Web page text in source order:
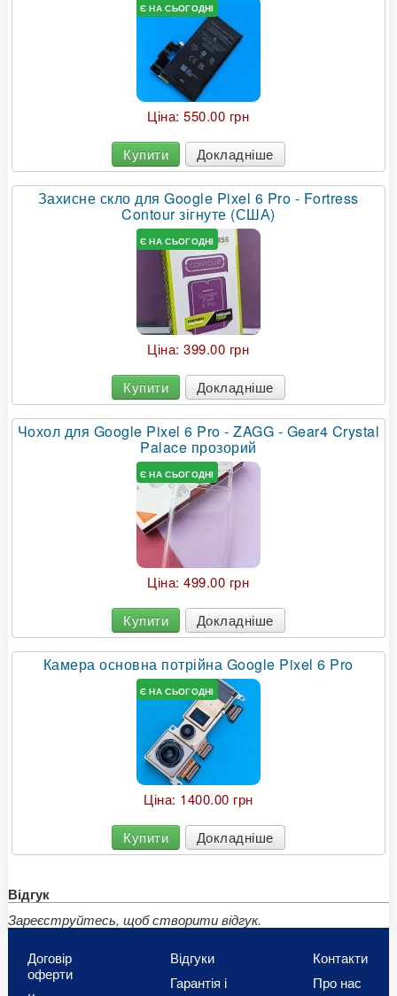
Є НА СЬОГОДНІ
Ціна:550.00 грн
Купити Докладніше
Захисне скло для Google Pixel 6 Pro - Fortress
Contour зігнуте (США)
Є НА СЬОГОДНІ
Ціна:399.00 грн
Купити Докладніше
Чохол для Google Pixel 6 Pro - ZAGG - Gear4 Crystal
Palace прозорий
Є НА СЬОГОДНІ
Ціна:499.00 грн
Купити Докладніше
Камера основна потрійна Google Pixel 6 Pro
Є НА СЬОГОДНІ
Ціна: 1400.00 грн
Купити Докладніше
Відгук
Зареєструйтесь, щоб створити відгук.
Договір
оферти
Відгуки
Гарантія і
Контакти
Про нас